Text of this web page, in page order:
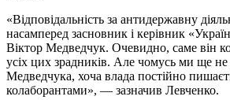
«Відповідальність за антидержавну
насамперед засновник і керівник
Віктор Медведчук. Очевидно, саме він
усіх цих зрадників. Але чомусь ми ще
Медведчука, хоча влада постійно
колаборантами», — зазначив Левченко.